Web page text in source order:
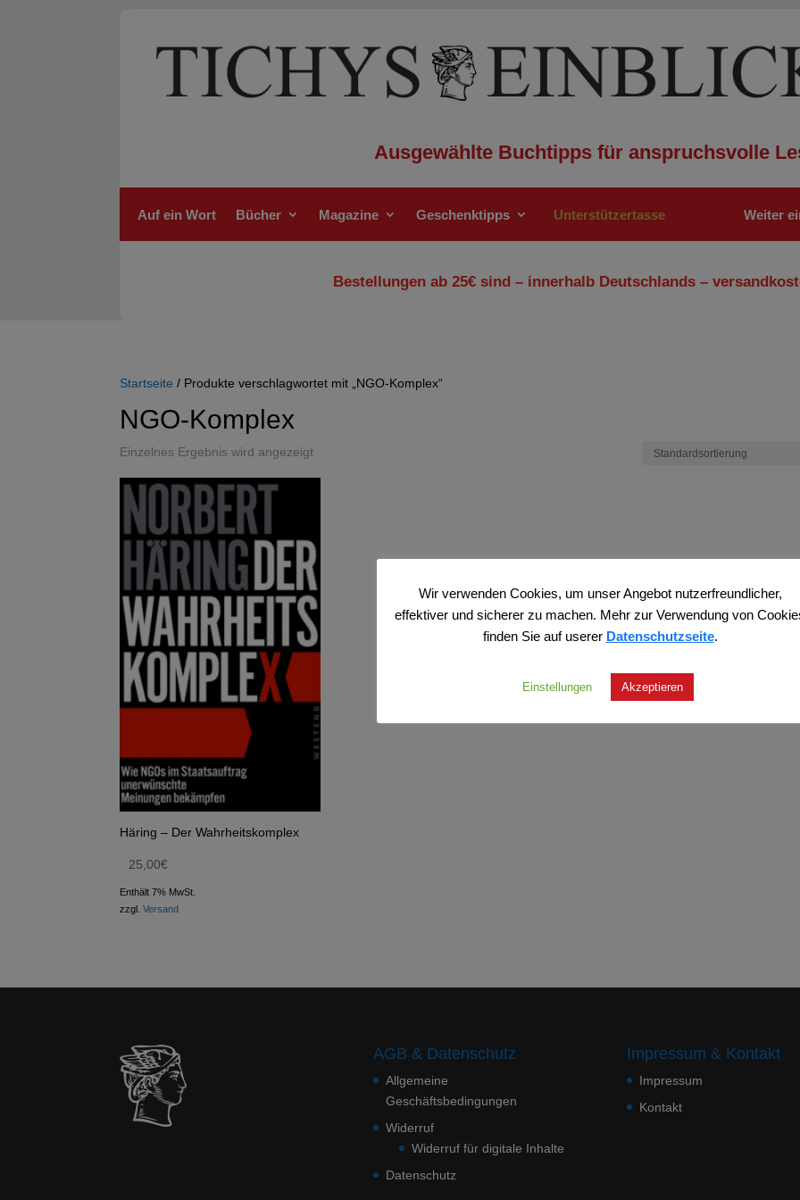
Ausgewählte Buchtipps für anspruchsvolle
Auf ein Wort Bücher Magazine Geschenktipps Unterstützertasse Weiter
Bestellungen ab 25€ sind – innerhalb Deutschlands –
Startseite / Produkte verschlagwortet mit „NGO-Komplex“
NGO-Komplex
Einzelnes Ergebnis wird angezeigt
Häring – Der Wahrheitskomplex
25,00€
Enthält 7% MwSt.
zzgl.Versand
AGB & Datenschutz
Allgemeine
Geschäftsbedingungen
Widerruf
Widerruf für digitale Inhalte
Datenschutz
Impressum & Kontakt
Impressum
Kontakt
Wir verwenden Cookies, um unser Angebot nutzerfreundlicher,
effektiver und sicherer zu machen. Mehr zur Verwendung von
finden Sie auf userer Datenschutzseite.
Einstellungen Akzeptieren